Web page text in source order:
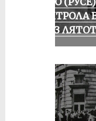
КОНТРОЛА
ПРЕЗ